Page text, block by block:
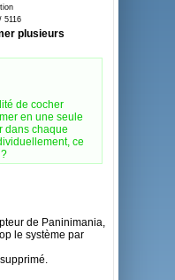
5116
plusieurs
de cocher
en une seule
dans chaque
ce
de Paninimania,
le système par